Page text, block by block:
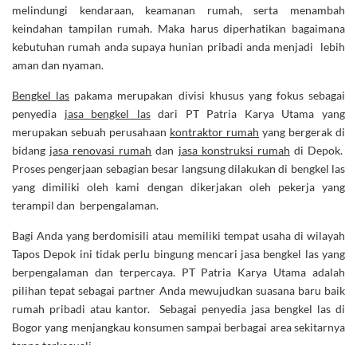
melindungi kendaraan, keamanan rumah, serta menambah
keindahan tampilan rumah. Maka harus diperhatikan bagaimana
kebutuhan rumah anda supaya hunian pribadi anda menjadi lebih
aman dan nyaman.
Bengkel las pakama merupakan divisi khusus yang fokus sebagai
penyedia jasa bengkel lasdari PT Patria Karya Utama yang
merupakan sebuah perusahaan kontraktor rumah yang bergerak di
bidang jasa renovasi rumah dan jasa konstruksi rumah di Depok.
Proses pengerjaan sebagian besar langsung dilakukan di bengkel las
yang dimiliki oleh kami dengan dikerjakan oleh pekerja yang
terampil dan berpengalaman.
Bagi Anda yang berdomisili atau memiliki tempat usaha di wilayah
Tapos Depok ini tidak perlu bingung mencari jasa bengkel las yang
berpengalaman dan terpercaya. PT Patria Karya Utama adalah
pilihan tepat sebagai partner Anda mewujudkan suasana baru baik
rumah pribadi atau kantor. Sebagai penyedia jasa bengkel las di
Bogor yang menjangkau konsumen sampai berbagai area sekitarnya